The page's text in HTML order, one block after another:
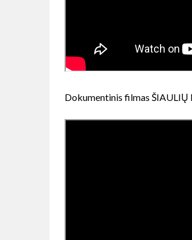
Dokumentinis filmas ŠIAULIŲ